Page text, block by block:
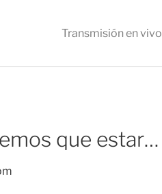
Transmisión en vivo
que estar…